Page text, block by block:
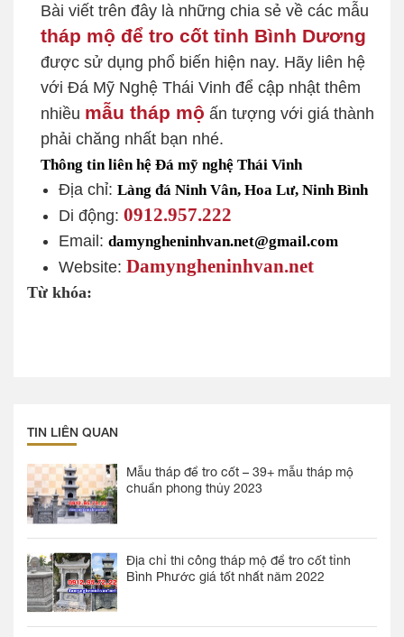
Bài viết trên đây là những chia sẻ về các mẫu
tháp mộ để tro cốt tỉnh Bình Dương
được sử dụng phổ biến hiện nay. Hãy liên hệ
với Đá Mỹ Nghệ Thái Vinh để cập nhật thêm
nhiều mẫu tháp mộ ấn tượng với giá thành
phải chăng nhất bạn nhé.
Thông tin liên hệ Đá mỹ nghệ Thái Vinh
Địa chỉ: Làng đá Ninh Vân, Hoa Lư, Ninh Bình
Di động: 0912.957.222
Email: damyngheninhvan.net@gmail.com
Website: Damyngheninhvan.net
Từ khóa:
TIN LIÊN QUAN
Mẫu tháp để tro cốt – 39+ mẫu tháp mộ
chuẩn phong thủy 2023
Địa chỉ thi công tháp mộ để tro cốt tỉnh
Bình Phước giá tốt nhất năm 2022